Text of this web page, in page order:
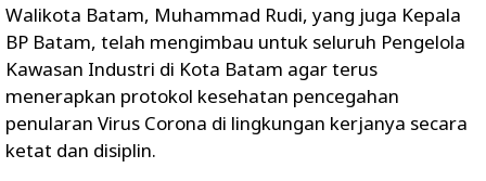
Walikota Batam, Muhammad Rudi, yang juga Kepala
BP Batam, telah mengimbau untuk seluruh Pengelola
Kawasan Industri di Kota Batam agar terus
menerapkan protokol kesehatan pencegahan
penularan Virus Corona di lingkungan kerjanya secara
ketat dan disiplin.